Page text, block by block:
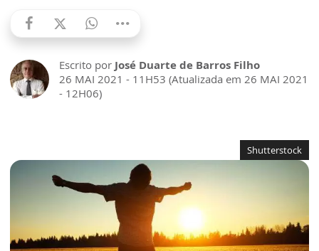
Escrito por José Duarte de Barros Filho
26 MAI 2021 - 11H53 (Atualizada em 26 MAI 2021
- 12H06)
Shutterstock